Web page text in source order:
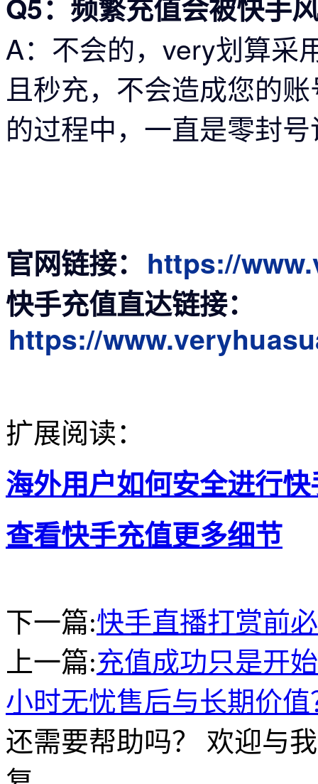
Q5：频繁充值会被快手
A： 不会的，very划算采
且秒充，不会造成您的
的过程中，一直是零封
官网链接： https://
快手充值直达链接：
https://
扩展阅读：
海外用户如何安全进行
查看快手充值更多细节
下一篇:快手直播打赏前
上一篇:充值成功只是开
小时无忧售后与长期价值
还需要帮助吗？ 欢迎与